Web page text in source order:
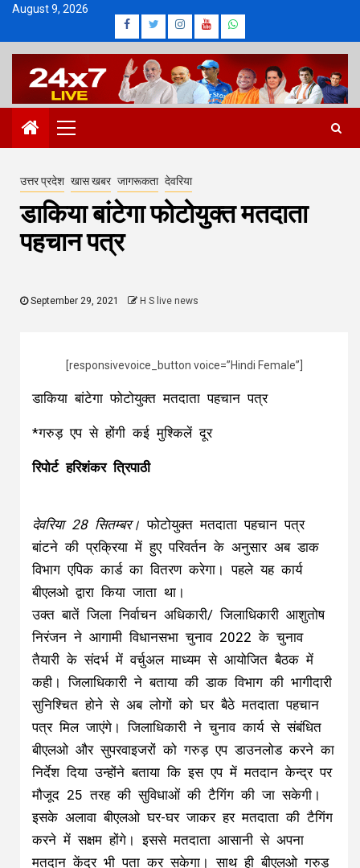
Skip
content
August 9, 2026
Facebook
Twitter
Instagram
Youtube
Whatsapp
Primary
Menu
उत्तर प्रदेश खास खबर जागरूकता देवरिया
डाकिया बांटेगा फोटोयुक्त मतदाता
पहचान पत्र
September 29, 2021 H S live news
[responsivevoice_button voice=”Hindi Female”]
डाकिया बांटेगा फोटोयुक्त मतदाता पहचान पत्र
*गरुड़ एप से होंगी कई मुश्किलें दूर
रिपोर्ट हरिशंकर त्रिपाठी
देवरिया 28 सितम्बर। फोटोयुक्त मतदाता पहचान पत्र
बांटने की प्रक्रिया में हुए परिवर्तन के अनुसार अब डाक
विभाग एपिक कार्ड का वितरण करेगा। पहले यह कार्य
बीएलओ द्वारा किया जाता था।
उक्त बातें जिला निर्वाचन अधिकारी/ जिलाधिकारी आशुतोष
निरंजन ने आगामी विधानसभा चुनाव 2022 के चुनाव
तैयारी के संदर्भ में वर्चुअल माध्यम से आयोजित बैठक में
कही। जिलाधिकारी ने बताया की डाक विभाग की भागीदारी
सुनिश्चित होने से अब लोगों को घर बैठे मतदाता पहचान
पत्र मिल जाएंगे। जिलाधिकारी ने चुनाव कार्य से संबंधित
बीएलओ और सुपरवाइजरों को गरुड़ एप डाउनलोड करने का
निर्देश दिया उन्होंने बताया कि इस एप में मतदान केन्द्र पर
मौजूद 25 तरह की सुविधाओं की टैगिंग की जा सकेगी।
इसके अलावा बीएलओ घर-घर जाकर हर मतदाता की टैगिंग
करने में सक्षम होंगे। इससे मतदाता आसानी से अपना
मतदान केंद्र भी पता कर सकेगा। साथ ही बीएलओ गरुड़